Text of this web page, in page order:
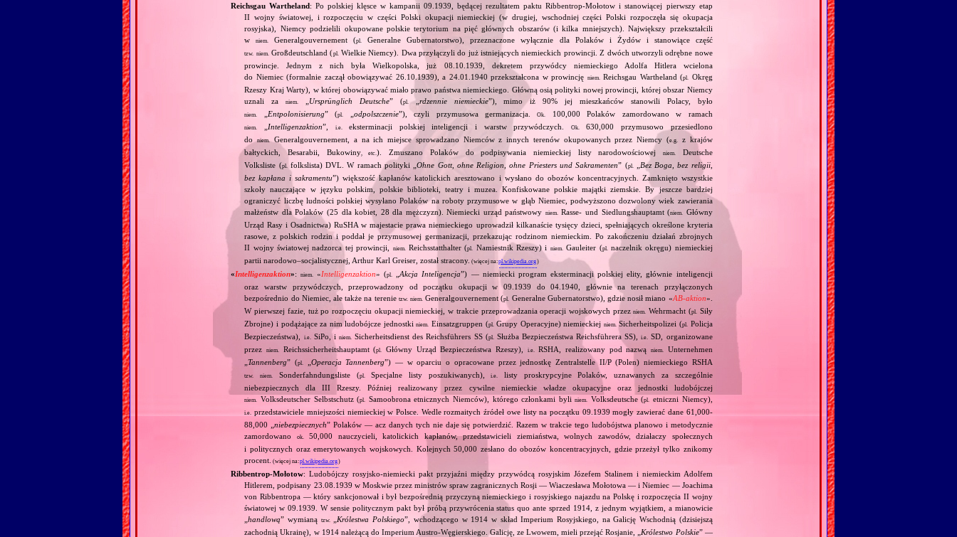
Reichsgau Wartheland: Po polskiej klęsce w kampanii 09.1939, będącej rezultatem paktu Ribbentrop‐Mołotow i stanowiącej pierwszy etap
II wojny światowej, i rozpoczęciu w części Polski okupacji niemieckiej (w drugiej, wschodniej części Polski rozpoczęła się okupacja
rosyjska), Niemcy podzielili okupowane polskie terytorium na pięć głównych obszarów (i kilka mniejszych). Największy przekształcili
wniem. Generalgouvernement (pl. Generalne Gubernatorstwo), przeznaczone wyłącznie dla Polaków i Żydów i stanowiące część
tzw. niem. Großdeutschland (pl. Wielkie Niemcy). Dwa przyłączyli do już istniejących niemieckich prowincji. Z dwóch utworzyli odrębne nowe
prowincje. Jednym z nich była Wielkopolska, już 08.10.1939, dekretem przywódcy niemieckiego Adolfa Hitlera wcielona
do Niemiec (formalnie zaczął obowiązywać 26.10.1939), a 24.01.1940 przekształcona w prowincję niem. Reichsgau Wartheland (pl.
Okręg
Rzeszy Kraj Warty), w której obowiązywać miało prawo państwa niemieckiego. Główną osią polityki nowej prowincji, której obszar Niemcy
uznali zaniem. Ursprünglich Deutsche” (pl. „ rdzennie niemieckie”), mimo iż 90% jej mieszkańców stanowili Polacy, było
niem. Entpolonisierung” (pl. odpolszczenie”), czyli przymusowa germanizacja.Ok. 100,000 Polaków zamordowano w ramach
niem. Intelligenzaktion”, i.e. eksterminacji polskiej inteligencji i warstw przywódczych. Ok.
630,000 przymusowo przesiedlono
doniem. Generalgouvernement, a na ich miejsce sprowadzano Niemców z innych terenów okupowanych przez Niemcy (e.g.
z krajów
bałtyckich, Besarabii, Bukowiny, etc. ). Zmuszano Polaków do podpisywania niemieckiej listy narodowościowej niem.
Deutsche
Volksliste (pl. folkslista) DVL. W ramach polityki „Ohne Gott, ohne Religion, ohne Priesters und Sakramenten” (pl.
Bez Boga, bez religii,
bez kapłana i sakramentu”) większość kapłanów katolickich aresztowano i wysłano do obozów koncentracyjnych. Zamknięto wszystkie
szkoły nauczające w języku polskim, polskie biblioteki, teatry i muzea. Konfiskowane polskie majątki ziemskie. By jeszcze bardziej
ograniczyć liczbę ludności polskiej wysyłano Polaków na roboty przymusowe w głąb Niemiec, podwyższono dozwolony wiek zawierania
małżeństw dla Polaków (25 dla kobiet, 28 dla mężczyzn). Niemiecki urząd państwowy niem. Rasse‐ und Siedlungshauptamt (niem.
Główny
Urząd Rasy i Osadnictwa) RuSHA w majestacie prawa niemieckiego uprowadził kilkanaście tysięcy dzieci, spełniających określone kryteria
rasowe, z polskich rodzin i poddał je przymusowej germanizacji, przekazując rodzinom niemieckim. Po zakończeniu działań zbrojnych
II wojny światowej nadzorca tej prowincji,
niem. Reichsstatthalter (pl. Namiestnik Rzeszy) i niem. Gauleiter (pl.
naczelnik okręgu) niemieckiej
partii narodowo–socjalistycznej, Arthur Karl Greiser, został stracony. (więcej na:pl.wikipedia.org)
«Intelligenzaktion»: niem. «Intelligenzaktion» (pl. „Akcja Inteligencja”) — niemiecki program eksterminacji polskiej elity, głównie inteligencji
oraz warstw przywódczych, przeprowadzony od początku okupacji w 09.1939 do 04.1940, głównie na terenach przyłączonych
bezpośrednio do Niemiec, ale także na terenie tzw. niem. Generalgouvernement (pl. Generalne Gubernatorstwo), gdzie nosił miano «AB‐aktion».
W pierwszej fazie, tuż po rozpoczęciu okupacji niemieckiej, w trakcie przeprowadzania operacji wojskowych przezniem. Wehrmacht (pl.
Siły
Zbrojne) i podążające za nim ludobójcze jednostkiniem. Einsatzgruppen (pl. Grupy Operacyjne) niemieckiej niem. Sicherheitspolizei (pl.
Policja
Bezpieczeństwa),
i.e. SiPo, i niem. Sicherheitsdienst des Reichsführers SS (pl. Służba Bezpieczeństwa Reichsführera SS),i.e.
SD, organizowane
przezniem. Reichssicherheitshauptamt (pl. Główny Urząd Bezpieczeństwa Rzeszy), i.e. RSHA, realizowany pod nazwą niem.
Unternehmen
„Tannenberg” (pl. Operacja Tannenberg”) — w oparciu o opracowane przez jednostkę Zentralstelle II/P (Polen) niemieckiego RSHA
tzw. niem. Sonderfahndungsliste (pl. Specjalne listy poszukiwanych),i.e.
listy proskrypcyjne Polaków, uznawanych za szczególnie
niebezpiecznych dla III Rzeszy. Później realizowany przez cywilne niemieckie władze okupacyjne oraz jednostki ludobójczej
niem. Volksdeutscher Selbstschutz (pl. Samoobrona etnicznych Niemców), którego członkami byliniem. Volksdeutsche (pl. etniczni Niemcy),
i.e.
przedstawiciele mniejszości niemieckiej w Polsce. Wedle rozmaitych źródeł owe listy na początku 09.1939 mogły zawierać dane 61,000‐
88,000 „niebezpiecznych” Polaków — acz danych tych nie daje się potwierdzić. Razem w trakcie tego ludobójstwa planowo i metodycznie
zamordowano
ok.
50,000 nauczycieli, katolickich kapłanów, przedstawicieli ziemiaństwa, wolnych zawodów, działaczy społecznych
i politycznych oraz emerytowanych wojskowych. Kolejnych 50,000 zesłano do obozów koncentracyjnych, gdzie przeżył tylko znikomy
procent. (więcej na:pl.wikipedia.org)
Ribbentrop‐Mołotow: Ludobójczy rosyjsko‐niemiecki pakt przyjaźni między przywódcą rosyjskim Józefem Stalinem i niemieckim Adolfem
Hitlerem, podpisany 23.08.1939 w Moskwie przez ministrów spraw zagranicznych Rosji — Wiaczesława Mołotowa — i Niemiec — Joachima
von Ribbentropa — który sankcjonował i był bezpośrednią przyczyną niemieckiego i rosyjskiego najazdu na Polskę i rozpoczęcia II wojny
światowej w 09.1939. W sensie politycznym pakt był próbą przywrócenia status quo ante sprzed 1914, z jednym wyjątkiem, a mianowicie
„handlową” wymianą tzw. Królestwa Polskiego”, wchodzącego w 1914 w skład Imperium Rosyjskiego, na Galicję Wschodnią (dzisiejszą
zachodnią Ukrainę), w 1914 należącą do Imperium Austro‐Węgierskiego. Galicję, ze Lwowem, mieli przejąć Rosjanie, „ Królestwo Polskie” —